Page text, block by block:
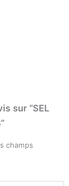
sur “SEL
champs